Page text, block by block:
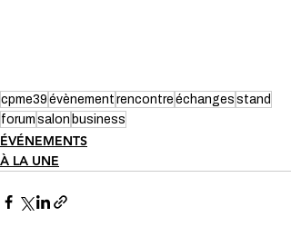
cpme39 évènement rencontre échanges stand
forum salon business
ÉVÉNEMENTS
À LA UNE